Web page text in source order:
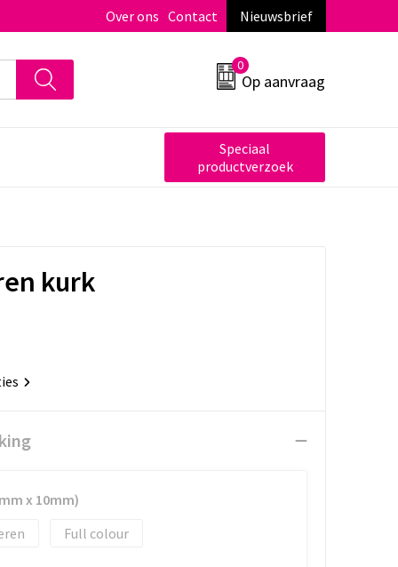
Over ons Contact Nieuwsbrief
0
Op aanvraag
Speciaal
productverzoek
kurk
x 10mm)
Full colour